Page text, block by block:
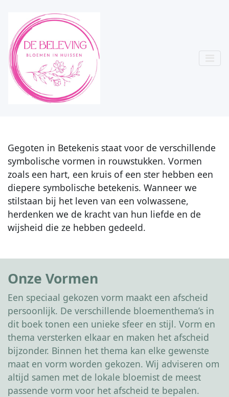
Gegoten in Betekenis staat voor de verschillende
symbolische vormen in rouwstukken. Vormen
zoals een hart, een kruis of een ster hebben een
diepere symbolische betekenis. Wanneer we
stilstaan bij het leven van een volwassene,
herdenken we de kracht van hun liefde en de
wijsheid die ze hebben gedeeld.
Onze Vormen
Een speciaal gekozen vorm maakt een afscheid
persoonlijk. De verschillende bloementhema’s in
dit boek tonen een unieke sfeer en stijl. Vorm en
thema versterken elkaar en maken het afscheid
bijzonder. Binnen het thema kan elke gewenste
maat en vorm worden gekozen. Wij adviseren om
altijd samen met de lokale bloemist de meest
passende vorm voor het afscheid te bepalen.